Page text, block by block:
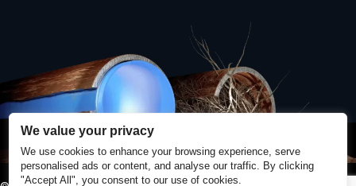
We value your privacy
We use cookies to enhance your browsing experience, serve
personalised ads or content, and analyse our traffic. By clicking
"Accept All", you consent to our use of cookies.